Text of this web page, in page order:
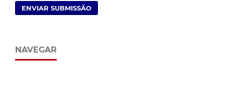
ENVIAR SUBMISSÃO
NAVEGAR